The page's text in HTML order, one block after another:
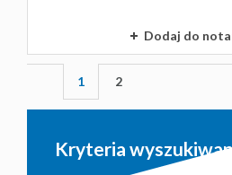
Dodaj do
1 2
Kryteria